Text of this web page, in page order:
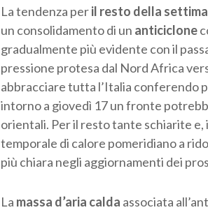
La tendenza peril resto della
un consolidamento di un anticiclone
gradualmente più evidente con il
pressione protesa dal Nord Africa
abbracciare tutta l’Italia conferendo
intorno a giovedì 17 un fronte
orientali. Per il resto tante schiarite
temporale di calore pomeridiano a
più chiara negli aggiornamenti dei
La massa d’aria calda associata